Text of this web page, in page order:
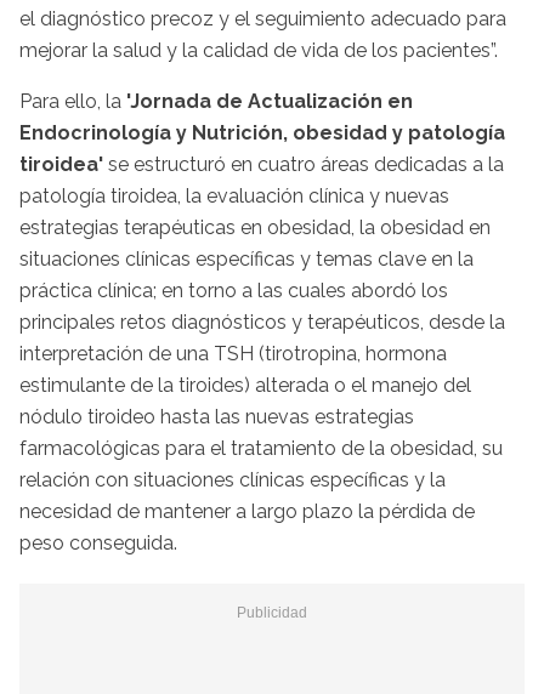
el diagnóstico precoz y el seguimiento adecuado para
mejorar la salud y la calidad de vida de los pacientes”.
Para ello, la 'Jornada de Actualización en
Endocrinología y Nutrición, obesidad y patología
tiroidea' se estructuró en cuatro áreas dedicadas a la
patología tiroidea, la evaluación clínica y nuevas
estrategias terapéuticas en obesidad, la obesidad en
situaciones clínicas específicas y temas clave en la
práctica clínica; en torno a las cuales abordó los
principales retos diagnósticos y terapéuticos, desde la
interpretación de una TSH (tirotropina, hormona
estimulante de la tiroides) alterada o el manejo del
nódulo tiroideo hasta las nuevas estrategias
farmacológicas para el tratamiento de la obesidad, su
relación con situaciones clínicas específicas y la
necesidad de mantener a largo plazo la pérdida de
peso conseguida.